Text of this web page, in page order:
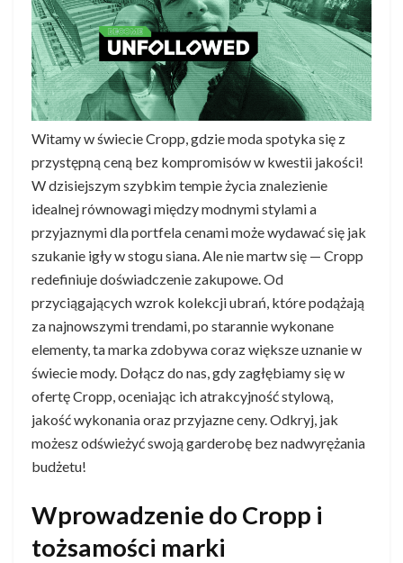
Witamy w świecie Cropp, gdzie moda spotyka się z
przystępną ceną bez kompromisów w kwestii jakości!
W dzisiejszym szybkim tempie życia znalezienie
idealnej równowagi między modnymi stylami a
przyjaznymi dla portfela cenami może wydawać się jak
szukanie igły w stogu siana. Ale nie martw się — Cropp
redefiniuje doświadczenie zakupowe. Od
przyciągających wzrok kolekcji ubrań, które podążają
za najnowszymi trendami, po starannie wykonane
elementy, ta marka zdobywa coraz większe uznanie w
świecie mody. Dołącz do nas, gdy zagłębiamy się w
ofertę Cropp, oceniając ich atrakcyjność stylową,
jakość wykonania oraz przyjazne ceny. Odkryj, jak
możesz odświeżyć swoją garderobę bez nadwyrężania
budżetu!
Wprowadzenie do Cropp i
tożsamości marki